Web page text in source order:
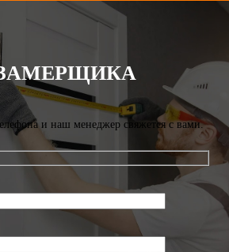
и наш менеджер свяжется с вами.